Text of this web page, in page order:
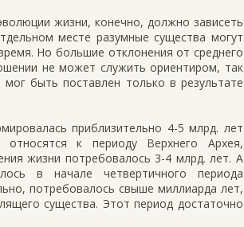
жизни, конечно, должно зависеть
месте разумные существа могут
Но большие отклонения от среднего
не может служить ориентиром, так
быть поставлен только в результате
приблизительно 4-5 млрд. лет
к периоду Верхнего Архея,
жизни потребовалось 3-4 млрд. лет. А
в начале четвертичного периода
потребовалось свыше миллиарда лет,
существа. Этот период достаточно